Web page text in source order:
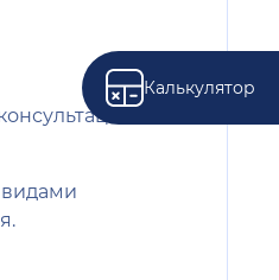
Калькулятор